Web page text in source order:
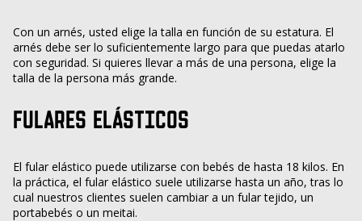
Con un arnés, usted elige la talla en función de su estatura. El
arnés debe ser lo suficientemente largo para que puedas atarlo
con seguridad. Si quieres llevar a más de una persona, elige la
talla de la persona más grande.
FULARES ELÁSTICOS
El fular elástico puede utilizarse con bebés de hasta 18 kilos. En
la práctica, el fular elástico suele utilizarse hasta un año, tras lo
cual nuestros clientes suelen cambiar a un fular tejido, un
portabebés o un meitai.